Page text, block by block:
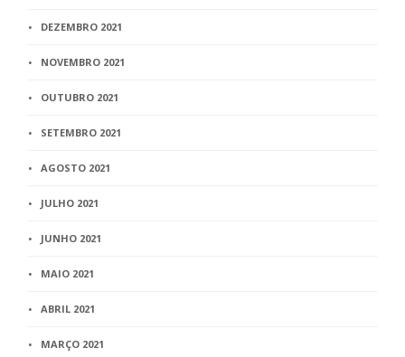
DEZEMBRO 2021
NOVEMBRO 2021
OUTUBRO 2021
SETEMBRO 2021
AGOSTO 2021
JULHO 2021
JUNHO 2021
MAIO 2021
ABRIL 2021
MARÇO 2021